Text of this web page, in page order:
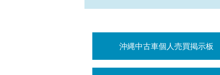
沖縄中古車個人売買掲示板